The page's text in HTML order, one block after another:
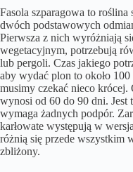
Fasola szparagowa to
dwóch podstawowych
Pierwsza z nich wyróżniają
wegetacyjnym, potrzebują
lub pergoli. Czas jakiego
aby wydać plon to około
musimy czekać nieco
wynosi od 60 do 90 dni. Jest
wymaga żadnych podpór.
karłowate występują w
różnią się przede wszystkim
zbliżony.